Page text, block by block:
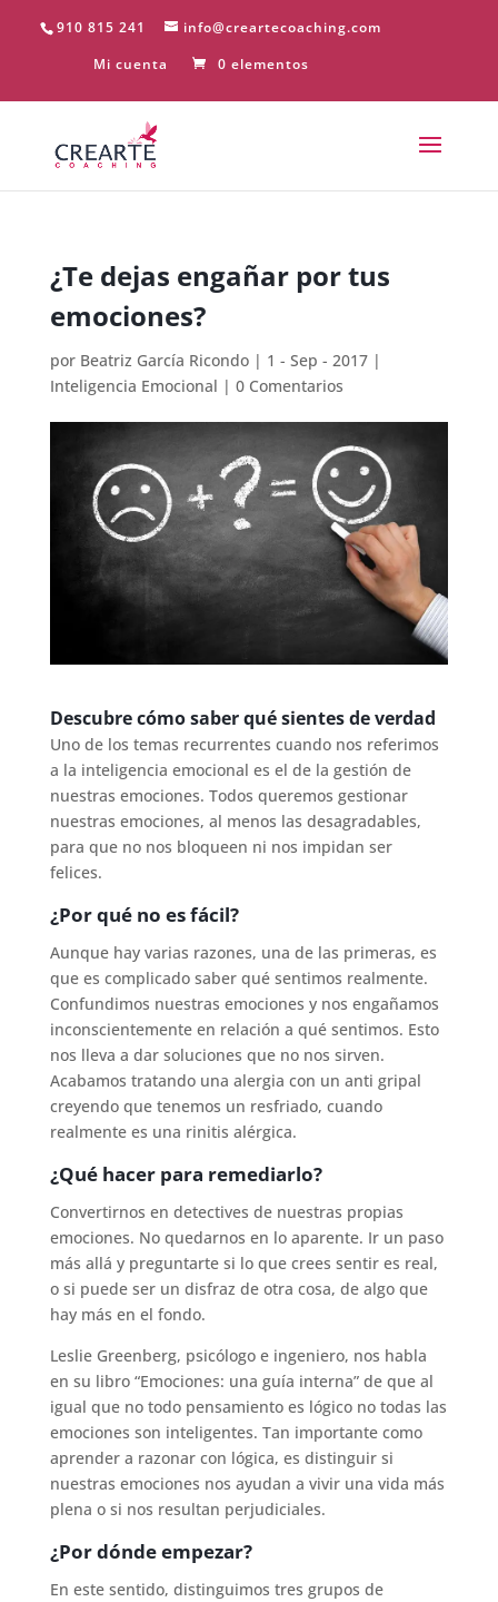
910 815 241
info@creartecoaching.com
Mi cuenta
0 elementos
¿Te dejas engañar por tus
emociones?
por Beatriz García Ricondo| 1 - Sep - 2017|
Inteligencia Emocional | 0 Comentarios
Descubre cómo saber qué sientes de verdad
Uno de los temas recurrentes cuando nos referimos
a la inteligencia emocional es el de la gestión de
nuestras emociones. Todos queremos gestionar
nuestras emociones, al menos las desagradables,
para que no nos bloqueen ni nos impidan ser
felices.
¿Por qué no es fácil?
Aunque hay varias razones, una de las primeras, es
que es complicado saber qué sentimos realmente.
Confundimos nuestras emociones y nos engañamos
inconscientemente en relación a qué sentimos. Esto
nos lleva a dar soluciones que no nos sirven.
Acabamos tratando una alergia con un anti gripal
creyendo que tenemos un resfriado, cuando
realmente es una rinitis alérgica.
¿Qué hacer para remediarlo?
Convertirnos en detectives de nuestras propias
emociones. No quedarnos en lo aparente. Ir un paso
más allá y preguntarte si lo que crees sentir es real,
o si puede ser un disfraz de otra cosa, de algo que
hay más en el fondo.
Leslie Greenberg, psicólogo e ingeniero, nos habla
en su libro “Emociones: una guía interna” de que al
igual que no todo pensamiento es lógico no todas las
emociones son inteligentes. Tan importante como
aprender a razonar con lógica, es distinguir si
nuestras emociones nos ayudan a vivir una vida más
plena o si nos resultan perjudiciales.
¿Por dónde empezar?
En este sentido, distinguimos tres grupos de